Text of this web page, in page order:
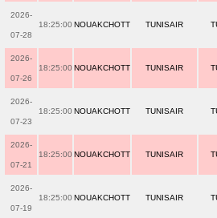
2026-
07-28
18:25:00 NOUAKCHOTT TUNISAIR
2026-
07-26
18:25:00 NOUAKCHOTT TUNISAIR
2026-
07-23
18:25:00 NOUAKCHOTT TUNISAIR
2026-
07-21
18:25:00 NOUAKCHOTT TUNISAIR
2026-
07-19
18:25:00 NOUAKCHOTT TUNISAIR